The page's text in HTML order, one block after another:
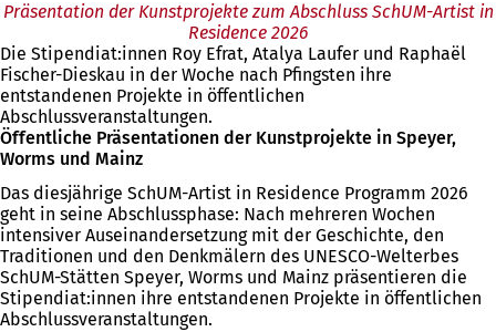
Präsentation der Kunstprojekte zum Abschluss SchUM-Artist in
Residence 2026
Die Stipendiat:innen Roy Efrat, Atalya Laufer und Raphaël
Fischer-Dieskau in der Woche nach Pfingsten ihre
entstandenen Projekte in öffentlichen
Abschlussveranstaltungen.
Öffentliche Präsentationen der Kunstprojekte in Speyer,
Worms und Mainz
Das diesjährige SchUM-Artist in Residence Programm 2026
geht in seine Abschlussphase: Nach mehreren Wochen
intensiver Auseinandersetzung mit der Geschichte, den
Traditionen und den Denkmälern des UNESCO-Welterbes
SchUM-Stätten Speyer, Worms und Mainz präsentieren die
Stipendiat:innen ihre entstandenen Projekte in öffentlichen
Abschlussveranstaltungen.